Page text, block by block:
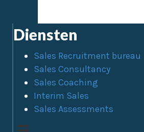
Diensten
Sales Recruitment bureau
Sales Consultancy
Sales Coaching
Interim Sales
Sales Assessments